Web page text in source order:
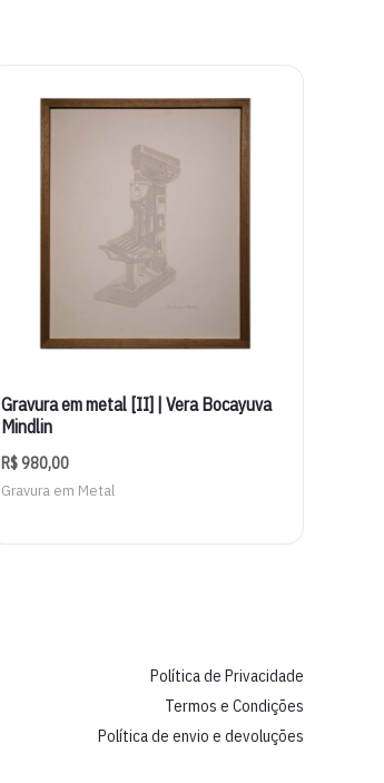
Gravura em metal [II] | Vera Bocayuva
Mindlin
R$980,00
Gravura em Metal
Política de Privacidade
Termos e Condições
Política de envio e devoluções